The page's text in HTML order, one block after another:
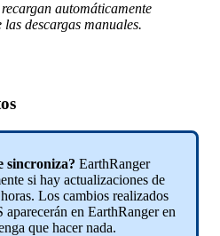
recargan automáticamente
las descargas manuales.
sincroniza? EarthRanger
si hay actualizaciones de
horas. Los cambios realizados
aparecerán en EarthRanger en
que hacer nada.